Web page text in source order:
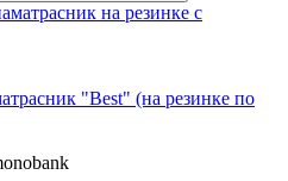
на резинке с